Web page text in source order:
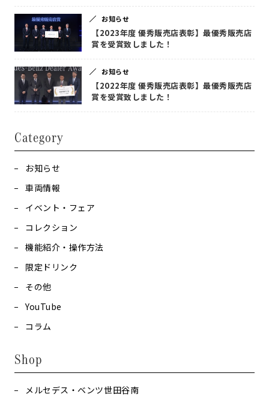
お知らせ
【2023年度 優秀販売店表彰】最優秀販売店
賞を受賞致しました！
お知らせ
【2022年度 優秀販売店表彰】最優秀販売店
賞を受賞致しました！
Category
お知らせ
車両情報
イベント・フェア
コレクション
機能紹介・操作方法
限定ドリンク
その他
YouTube
コラム
Shop
メルセデス・ベンツ世田谷南